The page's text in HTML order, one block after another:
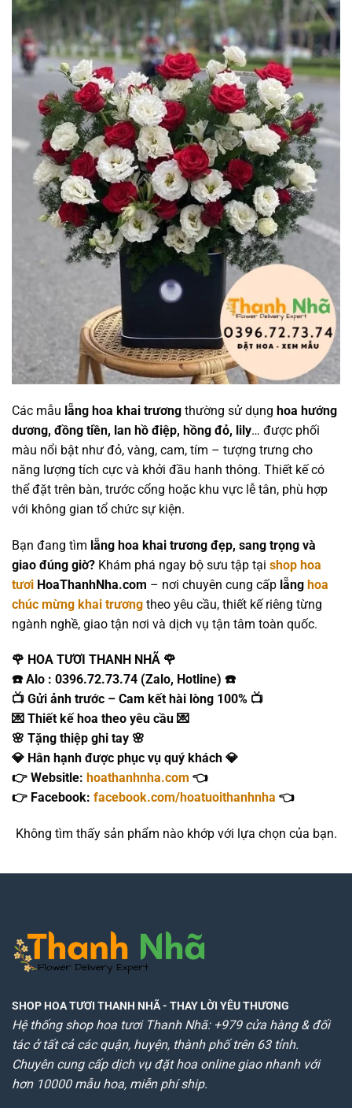
Các mẫu lẵng hoa khai trương thường sử dụng hoa hướng
dương, đồng tiền, lan hồ điệp, hồng đỏ, lily… được phối
màu nổi bật như đỏ, vàng, cam, tím – tượng trưng cho
năng lượng tích cực và khởi đầu hanh thông. Thiết kế có
thể đặt trên bàn, trước cổng hoặc khu vực lễ tân, phù hợp
với không gian tổ chức sự kiện.
Bạn đang tìm lẵng hoa khai trương đẹp, sang trọng và
giao đúng giờ? Khám phá ngay bộ sưu tập tại shop hoa
tươi HoaThanhNha.com – nơi chuyên cung cấp lẵng hoa
chúc mừng khai trương theo yêu cầu, thiết kế riêng từng
ngành nghề, giao tận nơi và dịch vụ tận tâm toàn quốc.
🌹 HOA TƯƠI THANH NHÃ 🌹
☎️ Alo : 0396.72.73.74 (Zalo, Hotline) ☎️
📺 Gửi ảnh trước – Cam kết hài lòng 100% 📺
💌 Thiết kế hoa theo yêu cầu 💌
🌸 Tặng thiệp ghi tay 🌸
💎 Hân hạnh được phục vụ quý khách 💎
👉 Websitle: hoathanhnha.com 👈
👉 Facebook: facebook.com/hoatuoithanhnha 👈
Không tìm thấy sản phẩm nào khớp với lựa chọn của bạn.
SHOP HOA TƯƠI THANH NHÃ- THAY LỜI YÊU THƯƠNG
Hệ thống shop hoa tươi Thanh Nhã: +979 cửa hàng & đối
tác ở tất cả các quận, huyện, thành phố trên 63 tỉnh.
Chuyên cung cấp dịch vụ đặt hoa online giao nhanh với
hơn 10000 mẫu hoa, miễn phí ship.